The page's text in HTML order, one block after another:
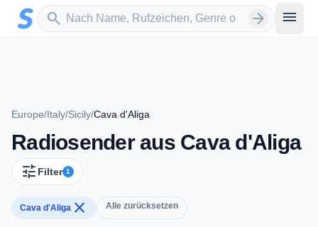
Zum Hauptinhalt springen
search
Sender suchen arrow_forward menu
Europe/Italy/Sicily/Cava d'Aliga
Radiosender aus Cava d'Aliga
tune Filter 1
Cava d'Aliga close Alle zurücksetzen